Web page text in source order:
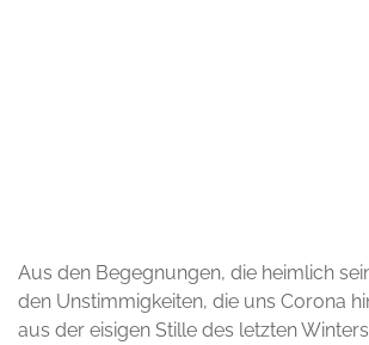
Aus den Begegnungen, die heimlich
den Unstimmigkeiten, die uns Corona
aus der eisigen Stille des letzten